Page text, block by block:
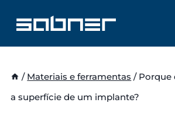
content
/ Materiais e ferramentas / Porque
a superfície de um implante?